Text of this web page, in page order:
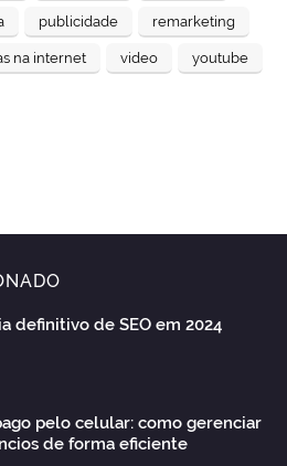
publicidade remarketing
na internet video youtube
definitivo de SEO em 2024
pelo celular: como gerenciar
de forma eficiente